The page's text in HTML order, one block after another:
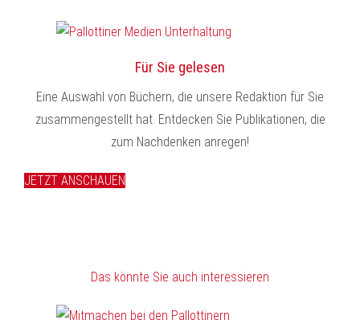
Für Sie gelesen
Eine Auswahl von Büchern, die unsere Redaktion für Sie
zusammengestellt hat. Entdecken Sie Publikationen, die
zum Nachdenken anregen!
JETZT ANSCHAUEN
Das könnte Sie auch interessieren